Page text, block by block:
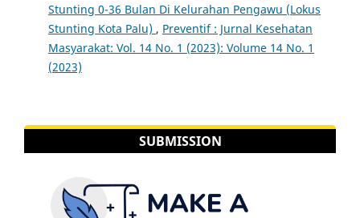
Stunting 0-36 Bulan Di Kelurahan Pengawu (Lokus
Stunting Kota Palu) , Preventif : Jurnal Kesehatan
Masyarakat: Vol. 14 No. 1 (2023): Volume 14 No. 1
(2023)
SUBMISSION